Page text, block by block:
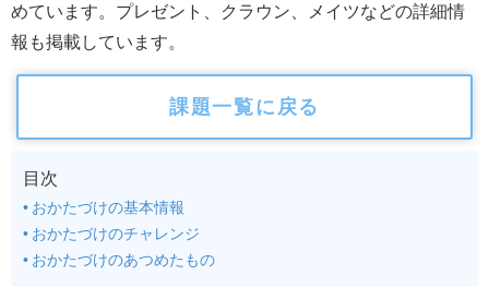
めています。プレゼント、クラウン、メイツなどの詳細情
報も掲載しています。
課題一覧に戻る
目次
おかたづけの基本情報
おかたづけのチャレンジ
おかたづけのあつめたもの